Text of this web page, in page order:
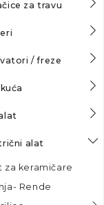
za travu
/ freze
alat
za keramičare
Rende